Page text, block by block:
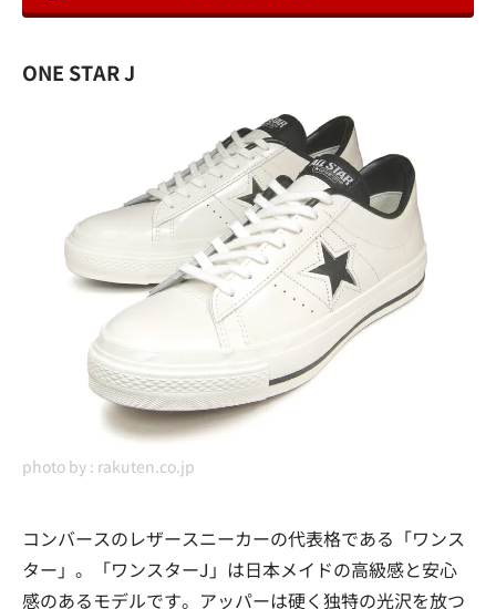
ONE STAR J
photo by : rakuten.co.jp
コンバースのレザースニーカーの代表格である「ワンス
ター」。「ワンスターJ」は日本メイドの高級感と安心
感のあるモデルです。アッパーは硬く独特の光沢を放つ